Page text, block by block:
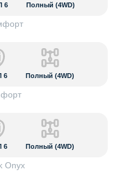
6 Полный (4WD)
6 Полный (4WD)
6 Полный (4WD)
Onyx